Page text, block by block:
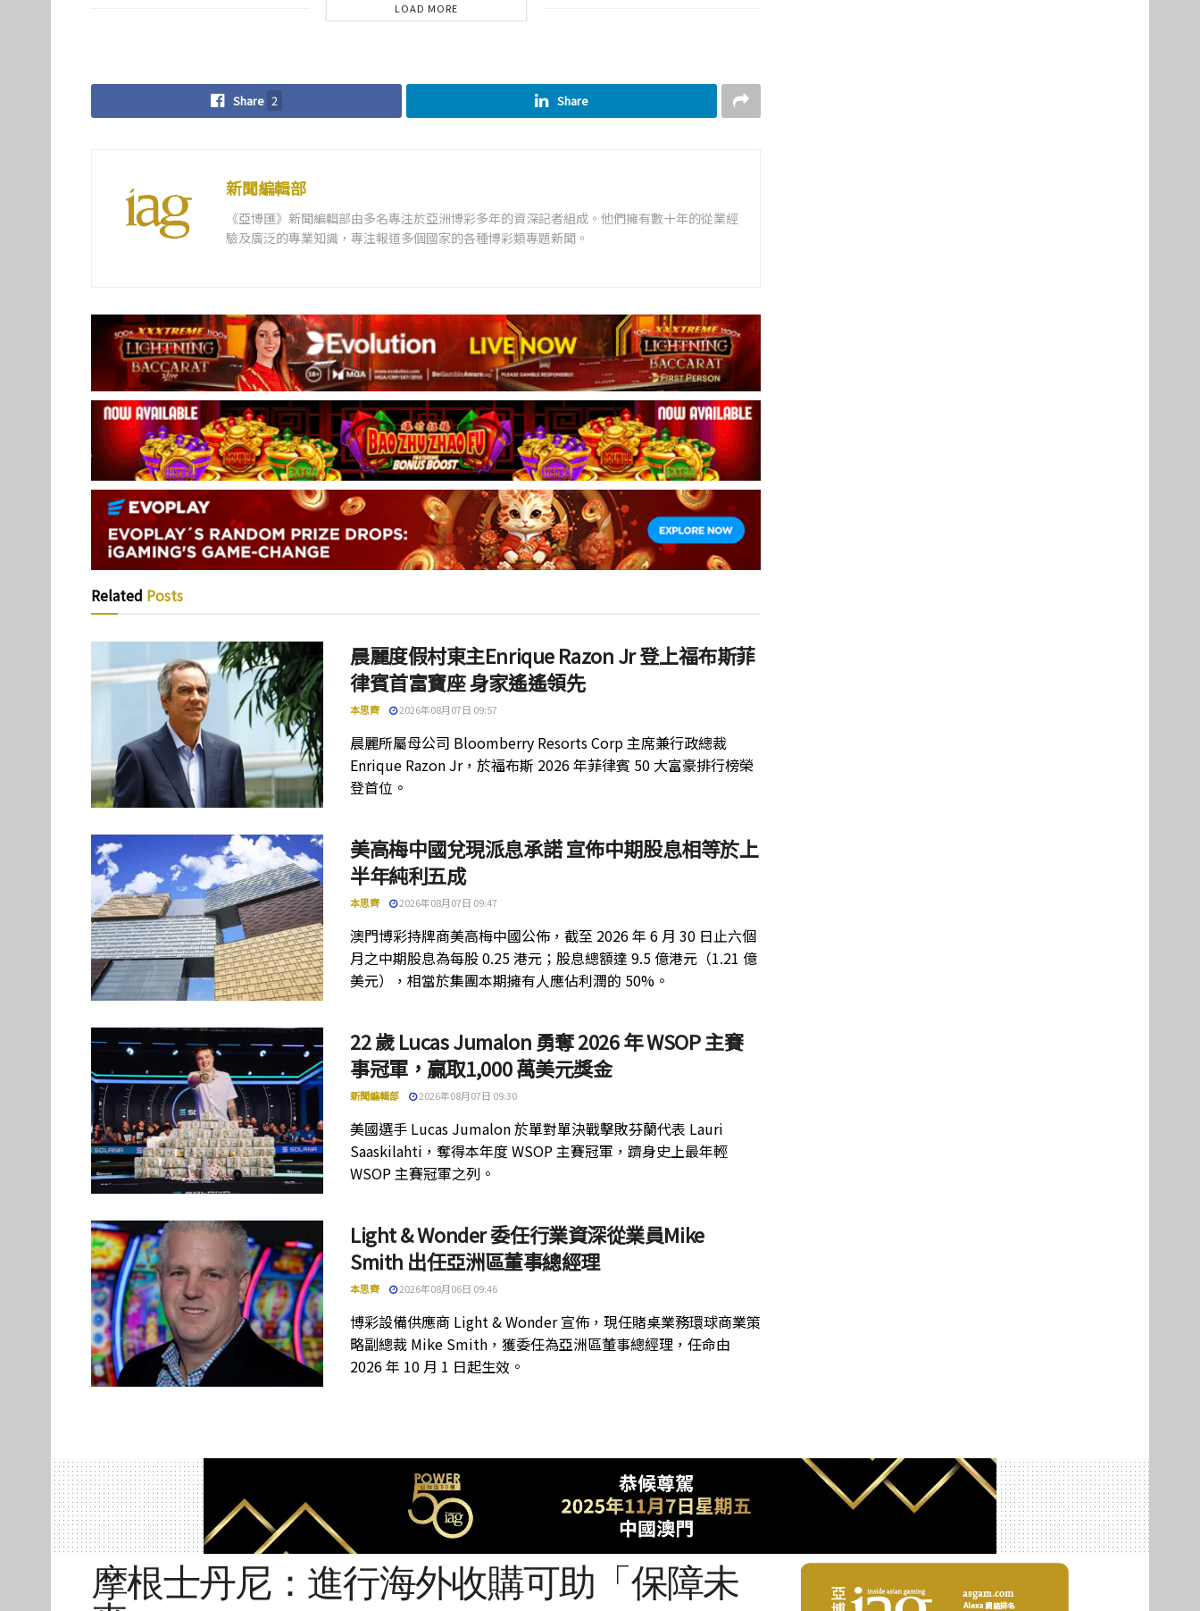
LOAD MORE
Share 2 Share
新聞編輯部
《亞博匯》新聞編輯部由多名專注於亞洲博彩多年的資深記者組成。他們擁有數十年的從業經
驗及廣泛的專業知識，專注報道多個國家的各種博彩類專題新聞。
Related Posts
晨麗度假村東主Enrique Razon Jr 登上福布斯菲
律賓首富寶座 身家遙遙領先
本思齊 2026年08月07日 09:57
晨麗所屬母公司 Bloomberry Resorts Corp 主席兼行政總裁
Enrique Razon Jr，於福布斯 2026 年菲律賓 50 大富豪排行榜榮
登首位。
美高梅中國兌現派息承諾 宣佈中期股息相等於上
半年純利五成
本思齊 2026年08月07日 09:47
澳門博彩持牌商美高梅中國公佈，截至 2026 年 6 月 30 日止六個
月之中期股息為每股 0.25 港元；股息總額達 9.5 億港元（1.21 億
美元），相當於集團本期擁有人應佔利潤的 50%。
22 歲 Lucas Jumalon 勇奪 2026 年 WSOP 主賽
事冠軍，贏取1,000 萬美元獎金
新聞編輯部 2026年08月07日 09:30
美國選手 Lucas Jumalon 於單對單決戰擊敗芬蘭代表 Lauri
Saaskilahti，奪得本年度 WSOP 主賽冠軍，躋身史上最年輕
WSOP 主賽冠軍之列。
Light & Wonder 委任行業資深從業員Mike
Smith 出任亞洲區董事總經理
本思齊 2026年08月06日 09:46
博彩設備供應商 Light & Wonder 宣佈，現任賭桌業務環球商業策
略副總裁 Mike Smith，獲委任為亞洲區董事總經理，任命由
2026 年 10 月 1 日起生效。
摩根士丹尼：進行海外收購可助「保障未